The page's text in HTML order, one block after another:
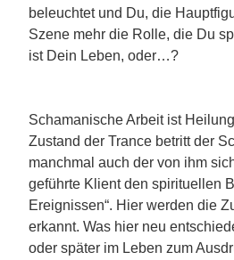
beleuchtet und Du, die
Szene mehr die Rolle, die Du
ist Dein Leben, oder…?
Schamanische Arbeit ist
Zustand der Trance betritt der
manchmal auch der von ihm
geführte Klient den spirituellen
Ereignissen“. Hier werden die
erkannt. Was hier neu
oder später im Leben zum